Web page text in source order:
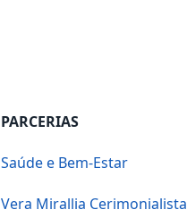
PARCERIAS
Saúde e Bem-Estar
Vera Mirallia Cerimonialista